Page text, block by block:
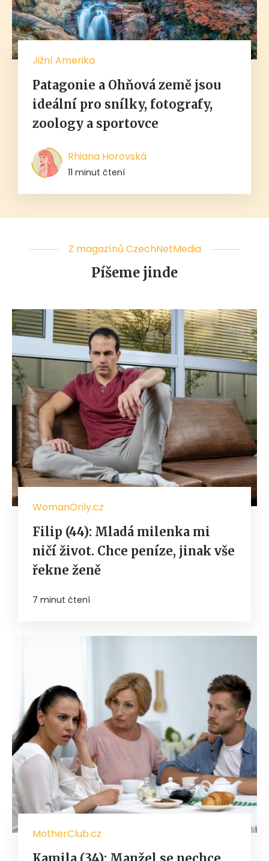
Jižní Amerika
Patagonie a Ohňová země jsou
ideální pro snílky, fotografy,
zoology a sportovce
Rhiana Horovská
11 minut čtení
Z magazínů CzechNetMedia
Píšeme jinde
WomanOnly.cz
Filip (44): Mladá milenka mi
ničí život. Chce peníze, jinak vše
řekne ženě
7 minut čtení
MotherClub.cz